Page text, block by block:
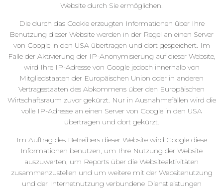
Website durch Sie ermöglichen.
Die durch das Cookie erzeugten Informationen über Ihre
Benutzung dieser Website werden in der Regel an einen Server
von Google in den USA übertragen und dort gespeichert. Im
Falle der Aktivierung der IP-Anonymisierung auf dieser Website,
wird Ihre IP-Adresse von Google jedoch innerhalb von
Mitgliedstaaten der Europäischen Union oder in anderen
Vertragsstaaten des Abkommens über den Europäischen
Wirtschaftsraum zuvor gekürzt. Nur in Ausnahmefällen wird die
volle IP-Adresse an einen Server von Google in den USA
übertragen und dort gekürzt.
Im Auftrag des Betreibers dieser Website wird Google diese
Informationen benutzen, um Ihre Nutzung der Website
auszuwerten, um Reports über die Websiteaktivitäten
zusammenzustellen und um weitere mit der Websitenutzung
und der Internetnutzung verbundene Dienstleistungen